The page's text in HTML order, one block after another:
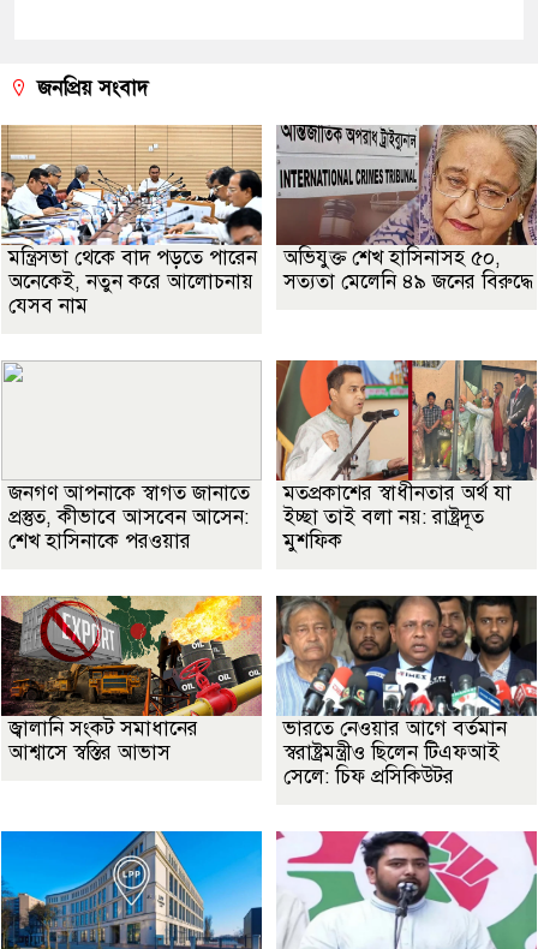
জনপ্রিয় সংবাদ
মন্ত্রিসভা থেকে বাদ পড়তে পারেন
অনেকেই, নতুন করে আলোচনায়
যেসব নাম
অভিযুক্ত শেখ হাসিনাসহ ৫০,
সত্যতা মেলেনি ৪৯ জনের বিরুদ্ধে
জনগণ আপনাকে স্বাগত জানাতে
প্রস্তুত, কীভাবে আসবেন আসেন:
শেখ হাসিনাকে পরওয়ার
মতপ্রকাশের স্বাধীনতার অর্থ যা
ইচ্ছা তাই বলা নয়: রাষ্ট্রদূত
মুশফিক
জ্বালানি সংকট সমাধানের
আশ্বাসে স্বস্তির আভাস
ভারতে নেওয়ার আগে বর্তমান
স্বরাষ্ট্রমন্ত্রীও ছিলেন টিএফআই
সেলে: চিফ প্রসিকিউটর